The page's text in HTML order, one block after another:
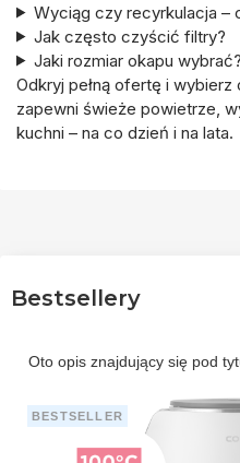
Wyciąg czy recyrkulacja –
Jak często czyścić filtry?
Jaki rozmiar okapu wybrać?
Odkryj pełną ofertę i wybierz
zapewni świeże powietrze,
kuchni – na co dzień i na lata.
Bestsellery
Oto opis znajdujący się pod
BESTSELLER